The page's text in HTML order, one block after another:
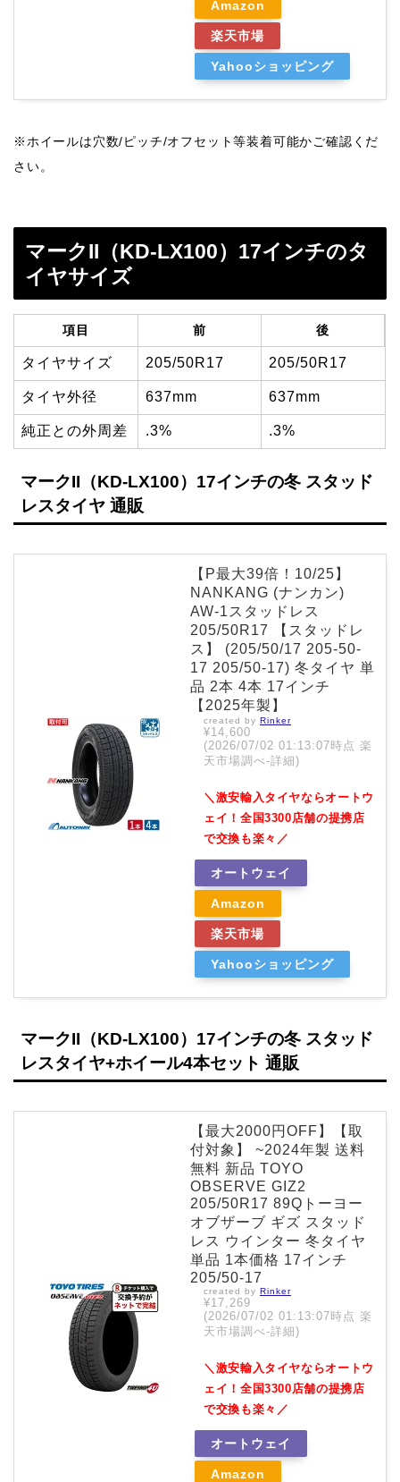
Amazon
楽天市場
Yahooショッピング
※ホイールは穴数/ピッチ/オフセット等装着可能かご確認くだ
さい。
マークII（KD-LX100）17インチのタ
イヤサイズ
項目 前 後
タイヤサイズ 205/50R17 205/50R17
タイヤ外径 637mm 637mm
純正との外周差 .3% .3%
マークII（KD-LX100）17インチの冬 スタッド
レスタイヤ 通販
【P最大39倍！10/25】
NANKANG (ナンカン)
AW-1スタッドレス
205/50R17 【スタッドレ
ス】 (205/50/17 205-50-
17 205/50-17) 冬タイヤ 単
品 2本 4本 17インチ
【2025年製】
created by Rinker
¥14,600
(2026/07/02 01:13:07時点 楽
天市場調べ-詳細)
＼激安輸入タイヤならオートウ
ェイ！全国3300店舗の提携店
で交換も楽々／
オートウェイ
Amazon
楽天市場
Yahooショッピング
マークII（KD-LX100）17インチの冬 スタッド
レスタイヤ+ホイール4本セット 通販
【最大2000円OFF】【取
付対象】 ~2024年製 送料
無料 新品 TOYO
OBSERVE GIZ2
205/50R17 89Qトーヨー
オブザーブ ギズ スタッド
レス ウインター 冬タイヤ
単品 1本価格 17インチ
205/50-17
created by Rinker
¥17,269
(2026/07/02 01:13:07時点 楽
天市場調べ-詳細)
＼激安輸入タイヤならオートウ
ェイ！全国3300店舗の提携店
で交換も楽々／
オートウェイ
Amazon